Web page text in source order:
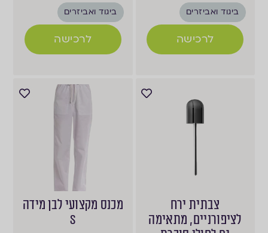
ביגוד ואביזרים
לרכישה
ביגוד ואביזרים
לרכישה
צבתית ירח
לציפורניים, מתאימה
מכנס מקצועי לבן מידה
S